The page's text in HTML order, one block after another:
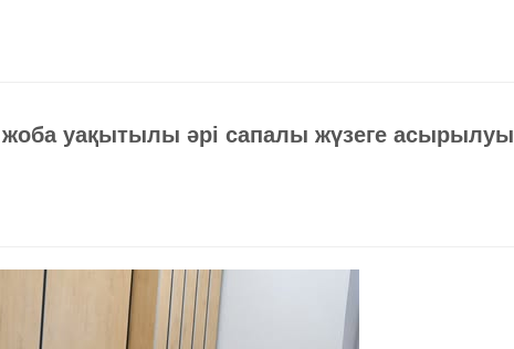
жоба уақытылы әрі сапалы жүзеге асырылуы